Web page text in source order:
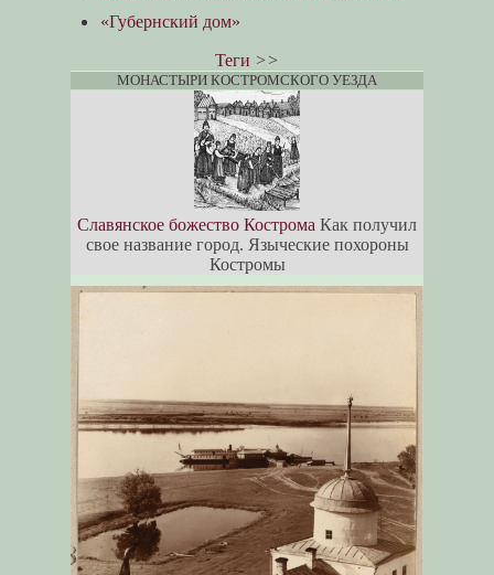
«Губернский дом»
Теги >>
МОНАСТЫРИ КОСТРОМСКОГО УЕЗДА
Славянское божество Кострома Как получил
свое название город. Языческие похороны
Костромы